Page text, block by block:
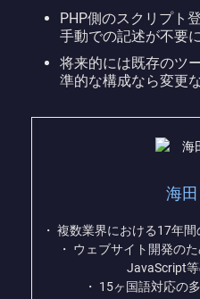
PHP側のスクリプト
手動での記述が不要に
将来的には既存のツ
準的な構成なら変更
海
・ 複数業界における17年
・ ウェブサイト開発の
JavaScript
・ 15ヶ国語対応の